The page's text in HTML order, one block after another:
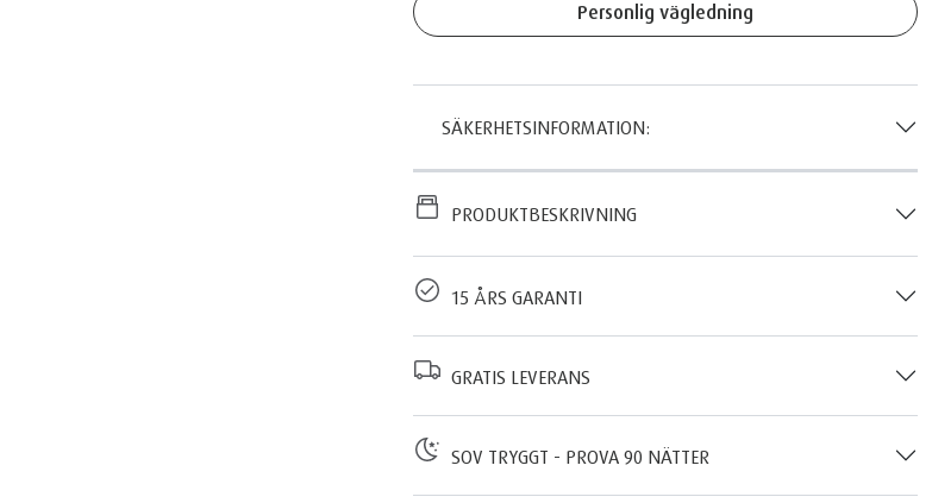
Personlig vägledning
SÄKERHETSINFORMATION:
PRODUKTBESKRIVNING
15 ÅRS GARANTI
GRATIS LEVERANS
SOV TRYGGT - PROVA 90 NÄTTER